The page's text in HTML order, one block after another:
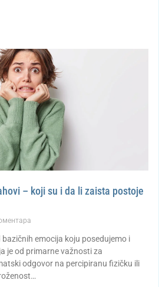
– koji su i da li zaista postoje
emocija koju posedujemo i
je od primarne važnosti za
odgovor na percipiranu fizičku ili